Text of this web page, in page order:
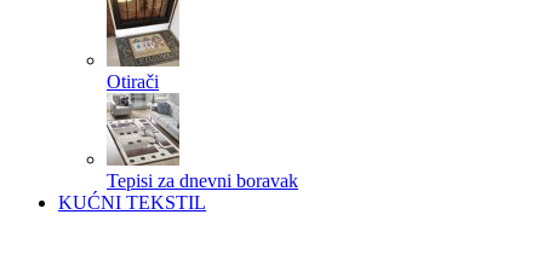
Otirači
Tepisi za dnevni boravak
KUĆNI TEKSTIL